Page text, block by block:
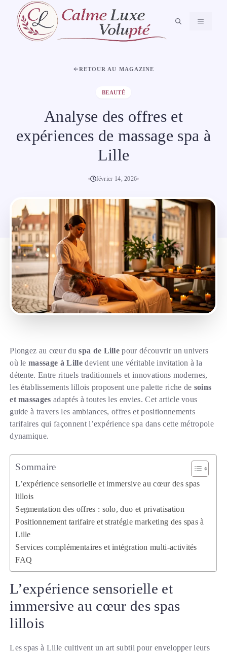
contenu
MENU
RETOUR AU MAGAZINE
BEAUTÉ
Analyse des offres et
expériences de massage spa à
Lille
février 14, 2026
Plongez au cœur duspa de Lille pour découvrir un univers
où lemassage à Lilledevient une véritable invitation à la
détente. Entre rituels traditionnels et innovations modernes,
les établissements lillois proposent une palette riche de soins
et massages adaptés à toutes les envies. Cet article vous
guide à travers les ambiances, offres et positionnements
tarifaires qui façonnent l’expérience spa dans cette métropole
dynamique.
Sommaire
L’expérience sensorielle et immersive au cœur des spas
lillois
Segmentation des offres : solo, duo et privatisation
Positionnement tarifaire et stratégie marketing des spas à
Lille
Services complémentaires et intégration multi-activités
FAQ
L’expérience sensorielle et
immersive au cœur des spas
lillois
Les spas à Lille cultivent un art subtil pour envelopper leurs